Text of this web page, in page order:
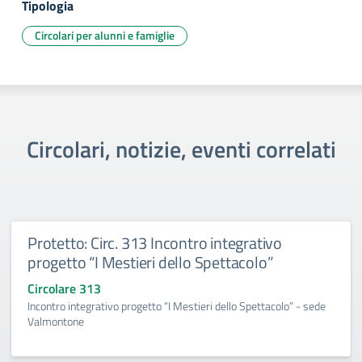
Tipologia
Circolari per alunni e famiglie
Circolari, notizie, eventi correlati
Protetto: Circ. 313 Incontro integrativo
progetto “I Mestieri dello Spettacolo”
Circolare 313
Incontro integrativo progetto “I Mestieri dello Spettacolo” - sede
Valmontone